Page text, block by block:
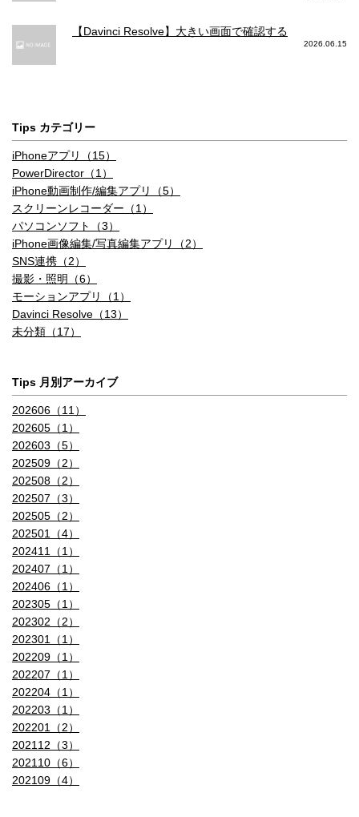
クロ
ンクロ
写真メインカメラ ポートレートライティング
6つのエフェクトを備えたポートレ
ートライティング（自然光、スタ
ジオ照明、輪郭強調照明、ステー
ジ照明、ステージ照明（モノ）、
ハイキー照明（モノ））
スマートHDR 4
写真メインカメラ ナイトモード
写真メインカメラ DeepFusion
1200万画素(12MP)
自動手ぶれ補正
Retina Flash
【Davinci Resolve】大きい画面で確認する
2026.06.15
Tips カテゴリー
iPhoneアプリ（15）
PowerDirector（1）
iPhone動画制作/編集アプリ（5）
スクリーンレコーダー（1）
パソコンソフト（3）
iPhone画像編集/写真編集アプリ（2）
SNS連携（2）
撮影・照明（6）
モーションアプリ（1）
Davinci Resolve（13）
未分類（17）
Tips 月別アーカイブ
202606（11）
202605（1）
202603（5）
202509（2）
202508（2）
202507（3）
202505（2）
202501（4）
202411（1）
202407（1）
202406（1）
202305（1）
202302（2）
202301（1）
202209（1）
202207（1）
202204（1）
202203（1）
202201（2）
202112（3）
202110（6）
202109（4）